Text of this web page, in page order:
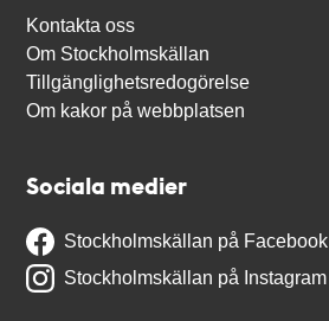
Kontakta oss
Om Stockholmskällan
Tillgänglighetsredogörelse
Om kakor på webbplatsen
Sociala medier
Stockholmskällan på Facebook
Stockholmskällan på Instagram